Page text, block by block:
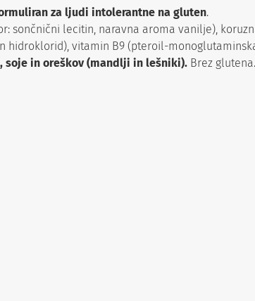
za ljudi intolerantne na gluten.
sončnični lecitin, naravna aroma vanilje),
vitamin B9 (pteroil-
soje in oreškov (mandlji in lešniki). Brez glutena.